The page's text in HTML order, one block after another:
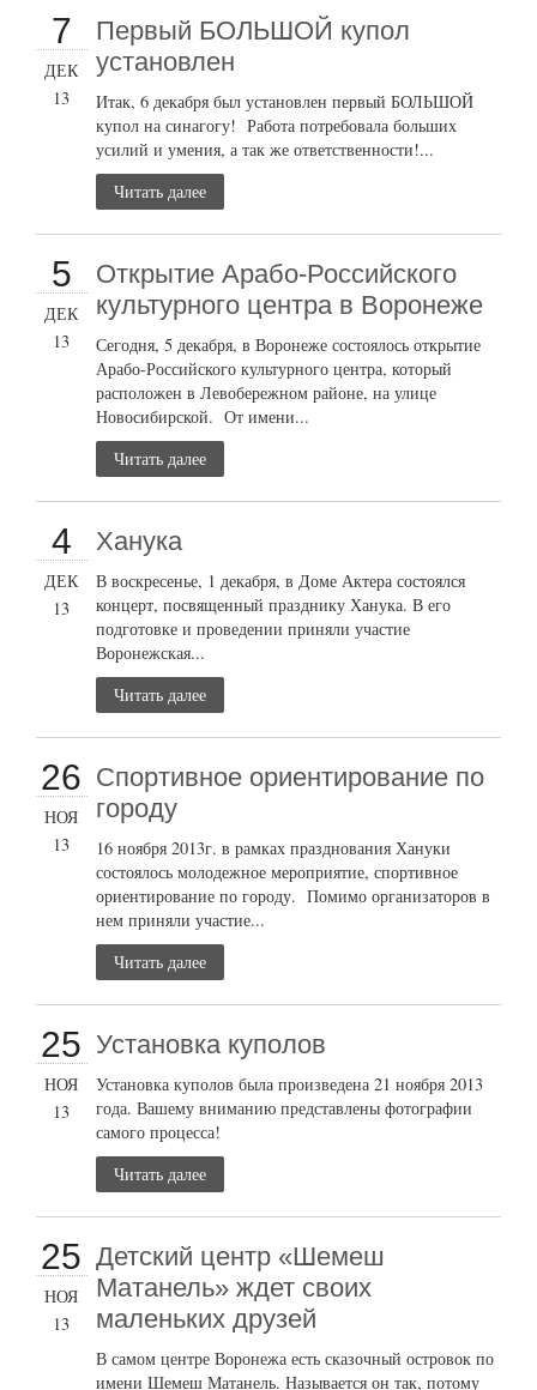
7
ДЕК
13
Первый БОЛЬШОЙ купол
установлен
Итак, 6 декабря был установлен первый БОЛЬШОЙ
купол на синагогу! Работа потребовала больших
усилий и умения, а так же ответственности!...
Читать далее
5
ДЕК
13
Открытие Арабо-Российского
культурного центра в Воронеже
Сегодня, 5 декабря, в Воронеже состоялось открытие
Арабо-Российского культурного центра, который
расположен в Левобережном районе, на улице
Новосибирской. От имени...
Читать далее
4
ДЕК
13
Ханука
В воскресенье, 1 декабря, в Доме Актера состоялся
концерт, посвященный празднику Ханука. В его
подготовке и проведении приняли участие
Воронежская...
Читать далее
26
НОЯ
13
Cпортивное ориентирование по
городу
16 ноября 2013г. в рамках празднования Хануки
состоялось молодежное мероприятие, спортивное
ориентирование по городу. Помимо организаторов в
нем приняли участие...
Читать далее
25
НОЯ
13
Установка куполов
Установка куполов была произведена 21 ноября 2013
года. Вашему вниманию представлены фотографии
самого процесса!
Читать далее
25
НОЯ
13
Детский центр «Шемеш
Матанель» ждет своих
маленьких друзей
В самом центре Воронежа есть сказочный островок по
имени Шемеш Матанель. Называется он так, потому